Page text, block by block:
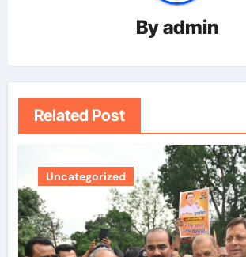
Byadmin
Related Post
Uncategorized